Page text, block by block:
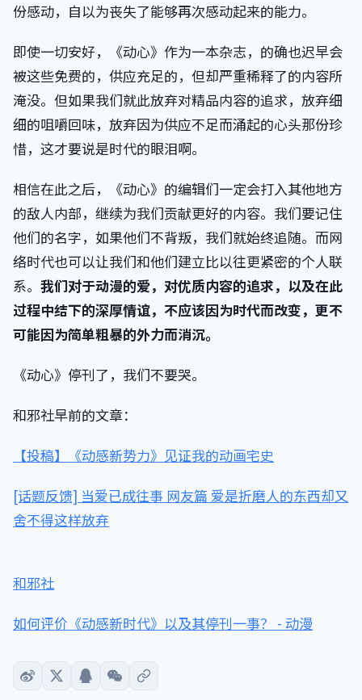
份感动，自以为丧失了能够再次感动起来的能力。
即使一切安好，《动心》作为一本杂志，的确也迟早会
被这些免费的，供应充足的，但却严重稀释了的内容所
淹没。但如果我们就此放弃对精品内容的追求，放弃细
细的咀嚼回味，放弃因为供应不足而涌起的心头那份珍
惜，这才要说是时代的眼泪啊。
相信在此之后，《动心》的编辑们一定会打入其他地方
的敌人内部，继续为我们贡献更好的内容。我们要记住
他们的名字，如果他们不背叛，我们就始终追随。而网
络时代也可以让我们和他们建立比以往更紧密的个人联
系。 我们对于动漫的爱，对优质内容的追求，以及在此
过程中结下的深厚情谊，不应该因为时代而改变，更不
可能因为简单粗暴的外力而消沉。
《动心》停刊了，我们不要哭。
和邪社早前的文章：
【投稿】《动感新势力》见证我的动画宅史
[话题反馈] 当爱已成往事 网友篇 爱是折磨人的东西却又
舍不得这样放弃
和邪社
如何评价《动感新时代》以及其停刊一事？ - 动漫